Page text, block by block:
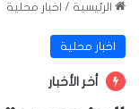
الرئيسية / اخبار محلية
اخبار محلية
أخر الأخبار